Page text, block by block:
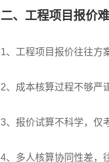
二、工程项目报价
1、工程项目报价往往方
2、成本核算过程不够严
3、报价试算不科学，仅
4、多人核算协同性差，